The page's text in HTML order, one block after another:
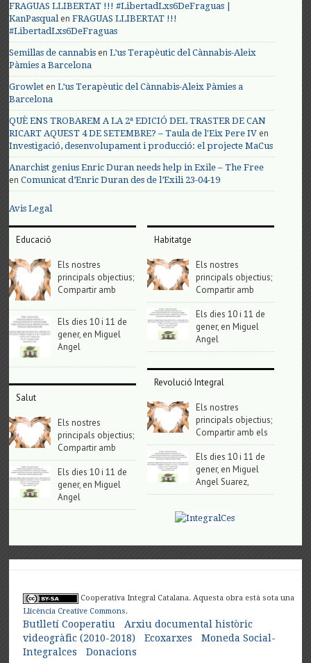
FRAGUAS LLIBERTAT !!! #LibertadLxs6DeFraguas |
KanPasqualenFRAGUAS LLIBERTAT !!!
#LibertadLxs6DeFraguas
Semillas de cannabis enL’us Terapèutic del Cànnabis-Aleix
Pàmies a Barcelona
Growlet enL’us Terapèutic del Cànnabis-Aleix Pàmies a
Barcelona
QUÈ ENS TROBAREM A LA 2ª EDICIÓ DEL TRASTER DE CAN
RICART AQUEST 4 DE SETEMBRE? – Taula de l'Eix Pere IV en
Investigació, desenvolupament i producció: el projecte MaCus
Anarchist genius Enric Duran needs help in Exile – The Free
enComunicat d’Enric Duran des de l’Exili 23-04-19
Avis Legal
Educació
Els nostres
principals objectius;
Compartir amb
Els dies 10 i 11 de
gener, en Miguel
Angel
Salut
Els nostres
principals objectius;
Compartir amb
Els dies 10 i 11 de
gener, en Miguel
Angel
Habitatge
Els nostres
principals objectius;
Compartir amb
Els dies 10 i 11 de
gener, en Miguel
Angel
Revolució Integral
Els nostres
principals objectius;
Compartir amb els
Els dies 10 i 11 de
gener, en Miguel
Angel Suarez,
Cooperativa Integral Catalana. Aquesta obra està sota una
Llicència Creative Commons.
Butlletí Cooperatiu
Arxiu documental històric
videogràfic (2010-2018)
Ecoxarxes
Moneda Social-
Integralces
Donacions